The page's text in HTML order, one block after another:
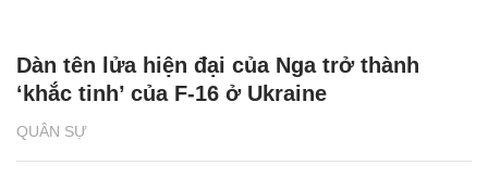
QUÂN SỰ
Dàn tên lửa hiện đại của Nga trở thành
‘khắc tinh’ của F-16 ở Ukraine